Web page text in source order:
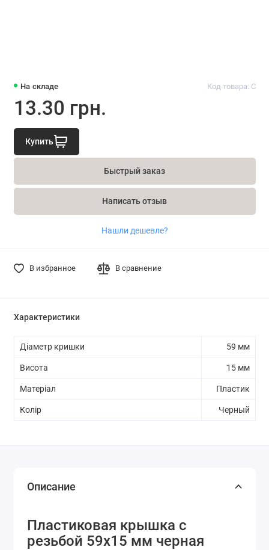
На складе Код товара: С
13.30 грн.
Купить
Быстрый заказ
Написать отзыв
Нашли дешевле?
В избранное В сравнение
Характеристики
Діаметр кришки 59 мм
Висота 15 мм
Матеріал Пластик
Колір Черный
Описание
Пластиковая крышка с
резьбой 59х15 мм черная